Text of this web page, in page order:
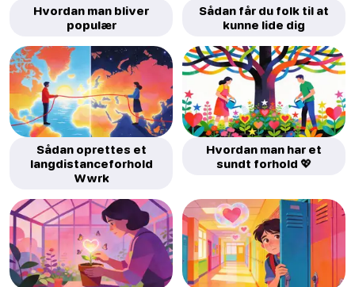
Hvordan man bliver
populær
Sådan får du folk til at
kunne lide dig
Sådan oprettes et
langdistanceforhold
Wwrk
Hvordan man har et
sundt forhold 💖